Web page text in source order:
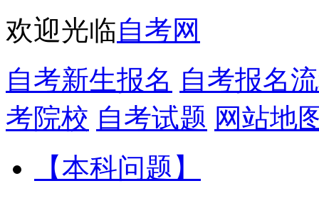
欢迎光临自考网
自考新生报名 自考报名
考院校 自考试题 网站地
【本科问题】